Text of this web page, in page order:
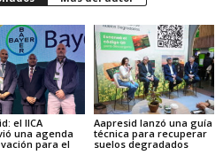
el IICA
una agenda
para el
Aapresid lanzó una guía
técnica para recuperar
suelos degradados